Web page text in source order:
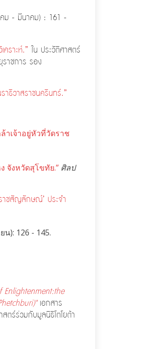
ม - มีนาคม) : 161 -
คราะห์.” ใน ประวัติศาสตร์
าชการ รอง
าธิวาสราชนครินทร์.”
าเจ้าอยู่หัวที่วัดราช
จังหวัดสุโขทัย.” ศิลป
าชสัญลักษณ์’ ประจำ
น): 126 - 145.
Enlightenment:the
เอกสาร
ตร์ร่วมกับมูลนิธิโตโยต้า